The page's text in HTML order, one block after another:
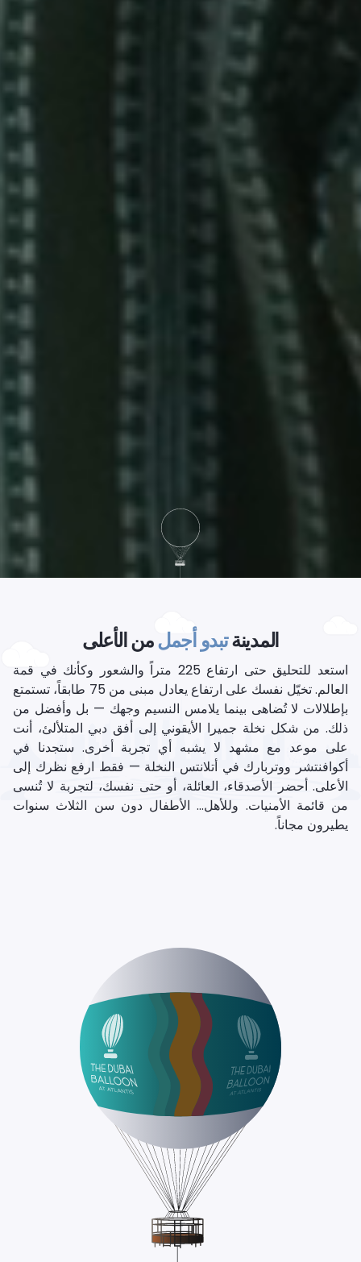
المدينةتبدو أجملمن الأعلى
استعد للتحليق حتى ارتفاع 225 متراً والشعور وكأنك في قمة
العالم. تخيّل نفسك على ارتفاع يعادل مبنى من 75 طابقاً، تستمتع
بإطلالات لا تُضاهى بينما يلامس النسيم وجهك — بل وأفضل من
ذلك. من شكل نخلة جميرا الأيقوني إلى أفق دبي المتلألئ، أنت
على موعد مع مشهد لا يشبه أي تجربة أخرى. ستجدنا في
أكوافنتشر ووتربارك في أتلانتس النخلة — فقط ارفع نظرك إلى
الأعلى. أحضر الأصدقاء، العائلة، أو حتى نفسك، لتجربة لا تُنسى
من قائمة الأمنيات. وللأهل… الأطفال دون سن الثلاث سنوات
يطيرون مجاناً.
شروق الشمس (شروق الشمس – 9 AM)
المنطاد في وضع الانتظار